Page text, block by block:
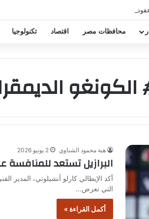
زيزو والشناوي
محافظات مصر اقتصاد تكنولوجيا
هبة محمود الشناوي 2 يونيو 2026
البرازيل تستعد للمنافسة
أكد الإيطالي كارلو أنشيلوتي، المدير
التي تعرض…
أكمل القراءة »